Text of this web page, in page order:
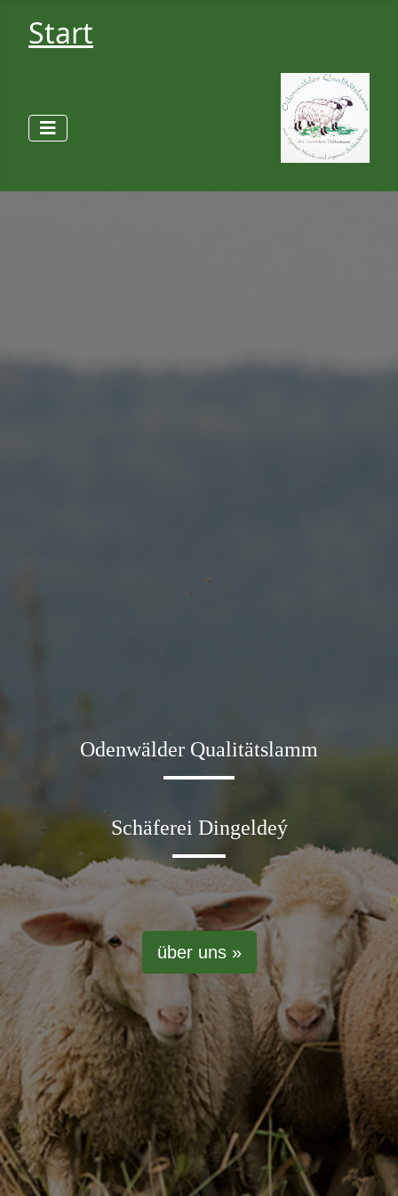
Start
Odenwälder Qualitätslamm
Schäferei Dingeldeý
über uns »